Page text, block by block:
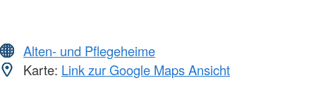
Alten- und Pflegeheime
Karte: Link zur Google Maps Ansicht